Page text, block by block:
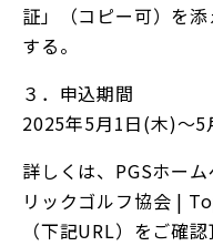
証」（コピー可）を
する。
３．申込期間
2025年5月1日(木)～
詳しくは、PGSホー
リックゴルフ協会 |
（下記URL）をご確